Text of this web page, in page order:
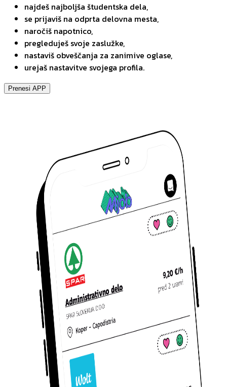
najdeš najboljša študentska dela,
se prijaviš na odprta delovna mesta,
naročiš napotnico,
pregleduješ svoje zaslužke,
nastaviš obveščanja za zanimive oglase,
urejaš nastavitve svojega profila.
Prenesi APP